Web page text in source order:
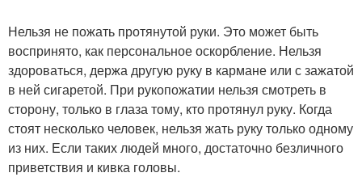
Нельзя не пожать протянутой руки. Это может быть
воспринято, как персональное оскорбление. Нельзя
здороваться, держа другую руку в кармане или с зажатой
в ней сигаретой. При рукопожатии нельзя смотреть в
сторону, только в глаза тому, кто протянул руку. Когда
стоят несколько человек, нельзя жать руку только одному
из них. Если таких людей много, достаточно безличного
приветствия и кивка головы.